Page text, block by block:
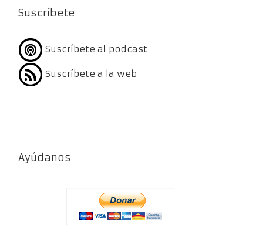
Suscríbete
Suscríbete al podcast
Suscríbete a la web
Ayúdanos